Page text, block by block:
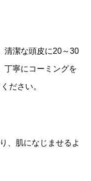
清潔な頭皮に20～30
丁寧にコーミングを
ださい。
、肌になじませるよ